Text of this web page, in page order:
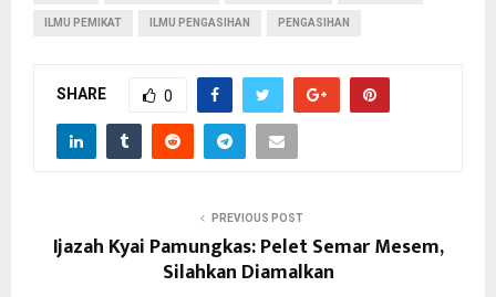
ILMU PEMIKAT ILMU PENGASIHAN PENGASIHAN
SHARE 0
PREVIOUS POST
Ijazah Kyai Pamungkas: Pelet Semar Mesem,
Silahkan Diamalkan